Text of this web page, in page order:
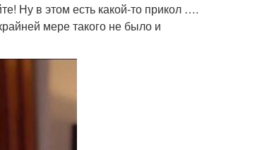
Ну в этом есть какой-то прикол ….
мере такого не было и